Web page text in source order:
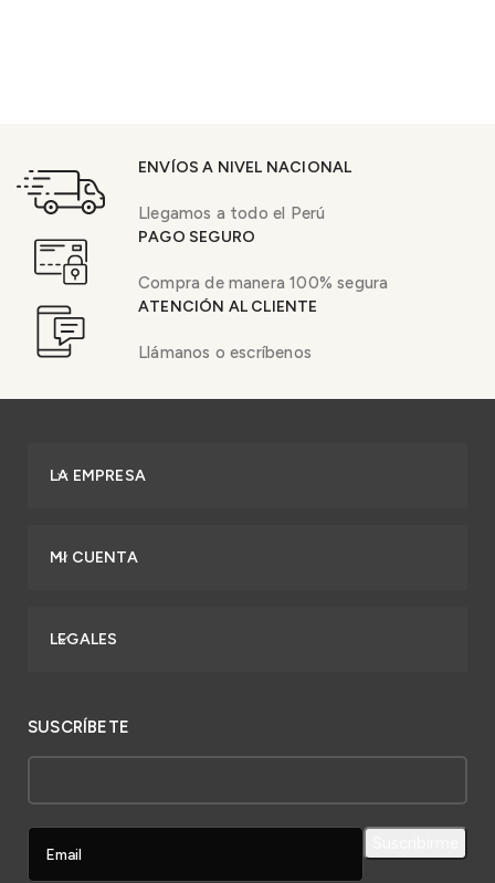
ENVÍOS A NIVEL NACIONAL
Llegamos a todo el Perú
PAGO SEGURO
Compra de manera 100% segura
ATENCIÓN AL CLIENTE
Llámanos o escríbenos
LA EMPRESA
MI CUENTA
LEGALES
SUSCRÍBETE